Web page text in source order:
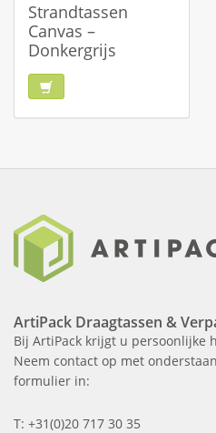
Strandtassen
Canvas –
Donkergrijs
ArtiPack Draagtassen &
Bij ArtiPack krijgt u persoonlijke
Neem contact op met
formulier in:
T: +31(0)20 717 30 35